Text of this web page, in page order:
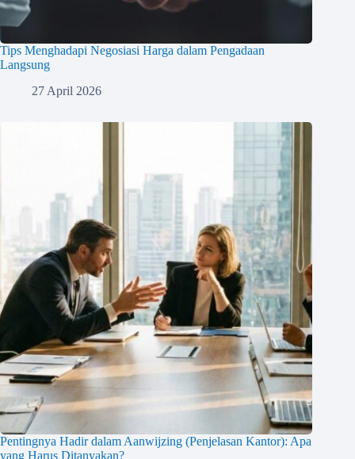
Tips Menghadapi Negosiasi Harga dalam Pengadaan
Langsung
27 April 2026
Pentingnya Hadir dalam Aanwijzing (Penjelasan Kantor): Apa
yang Harus Ditanyakan?